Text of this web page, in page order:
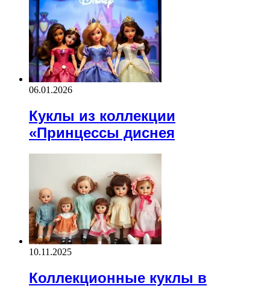
06.01.2026
Куклы из коллекции
«Принцессы диснея
10.11.2025
Коллекционные куклы в